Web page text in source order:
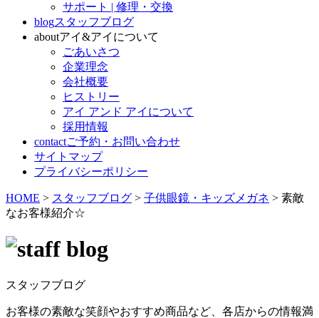
サポート | 修理・交換
blogスタッフブログ
aboutアイ&アイについて
ごあいさつ
企業理念
会社概要
ヒストリー
アイ アンド アイについて
採用情報
contactご予約・お問い合わせ
サイトマップ
プライバシーポリシー
HOME > スタッフブログ > 子供眼鏡・キッズメガネ > 素敵
なお客様紹介☆
スタッフブログ
お客様の素敵な笑顔やおすすめ商品など、各店からの情報満